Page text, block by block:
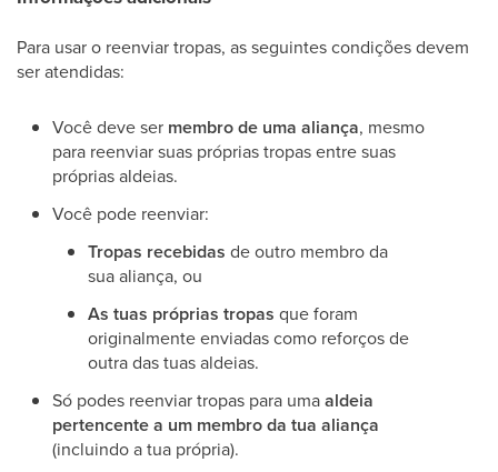
Para usar o reenviar tropas, as seguintes condições devem
ser atendidas:
Você deve ser membro de uma aliança, mesmo
para reenviar suas próprias tropas entre suas
próprias aldeias.
Você pode reenviar:
Tropas recebidas de outro membro da
sua aliança, ou
As tuas próprias tropas que foram
originalmente enviadas como reforços de
outra das tuas aldeias.
Só podes reenviar tropas para umaaldeia
pertencente a um membro da tua aliança
(incluindo a tua própria).